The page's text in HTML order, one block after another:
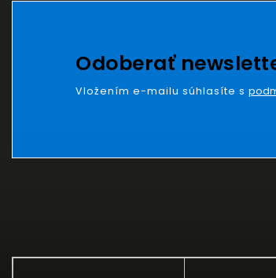
Odoberať
Vložením e-mailu súhlasíte s